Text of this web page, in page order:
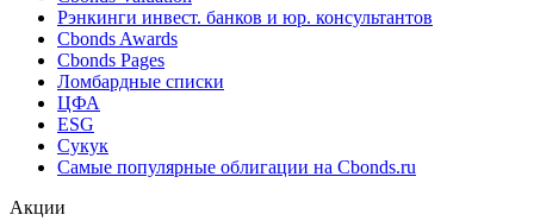
Best bid/ask
Cbonds Estimation
Cbonds Estimation Onshore
Cbonds Valuation
Рэнкинги инвест. банков и юр. консультантов
Cbonds Awards
Cbonds Pages
Ломбардные списки
ESG